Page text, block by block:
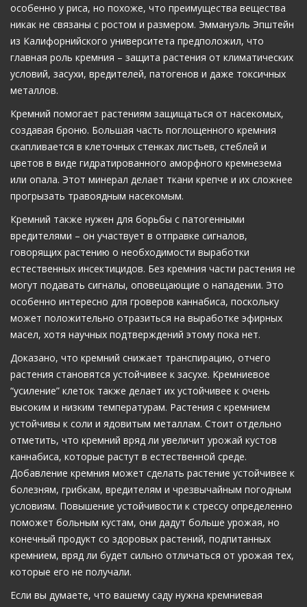
особенно у риса, но похоже, что преимущества вещества
никак не связаны с ростом и размером. Эммануэль Эпштейн
из Калифорнийского университета предположил, что
главная роль кремния – защита растения от климатических
условий, засухи, вредителей, патогенов и даже токсичных
металлов.
Кремний помогает растениям защищаться от насекомых,
создавая броню. Большая часть поглощенного кремния
скапливается в клеточных стенках листьев, стеблей и
цветов в виде гидратированного аморфного кремнезема
или опала. Этот минерал делает ткани крепче и их сложнее
прогрызать травоядным насекомым.
Кремний также нужен для борьбы с патогенными
вредителями – он участвует в отправке сигналов,
говорящих растению о необходимости выработки
естественных инсектицидов. Без кремния части растения не
могут подавать сигналы, оповещающие о нападении. Это
особенно интересно для гроверов каннабиса, поскольку
может положительно отразиться на выработке эфирных
масел, хотя научных подтверждений этому пока нет.
Доказано, что кремний снижает транспирацию, отчего
растения становятся устойчивее к засухе. Кремниевое
“усиление” клеток также делает их устойчивее к очень
высоким и низким температурам. Растения с кремнием
устойчивы к соли и ядовитым металлам. Стоит отдельно
отметить, что кремний вряд ли увеличит урожай кустов
каннабиса, которые растут в естественной среде.
Добавление кремния может сделать растение устойчивее к
болезням, грибкам, вредителям и чрезвычайным погодным
условиям. Повышение устойчивости к стрессу определенно
поможет больным кустам, они дадут больше урожая, но
конечный продукт со здоровых растений, подпитанных
кремнием, вряд ли будет сильно отличаться от урожая тех,
которые его не получали.
Если вы думаете, что вашему саду нужна кремниевая